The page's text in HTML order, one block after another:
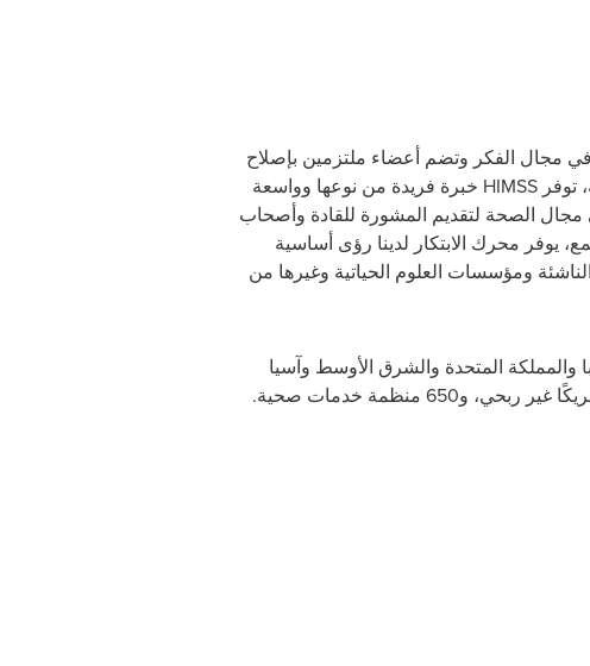
في مجال الفكر وتضم أعضاء ملتزمين بإصلاح
توفرHIMSS خبرة فريدة من نوعها وواسعة
مجال الصحة لتقديم المشورة للقادة وأصحاب
يوفر محرك الابتكار لدينا رؤى أساسية
ومؤسسات العلوم الحياتية وغيرها من
الشمالية وأوروبا والمملكة المتحدة والشرق الأوسط وآسيا